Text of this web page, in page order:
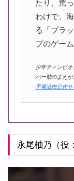
たり、荒
わけで、
る「ブラ
プのゲー
少年チャンピ
バー袖のまえが
手塚治虫公式
永尾柚乃（役